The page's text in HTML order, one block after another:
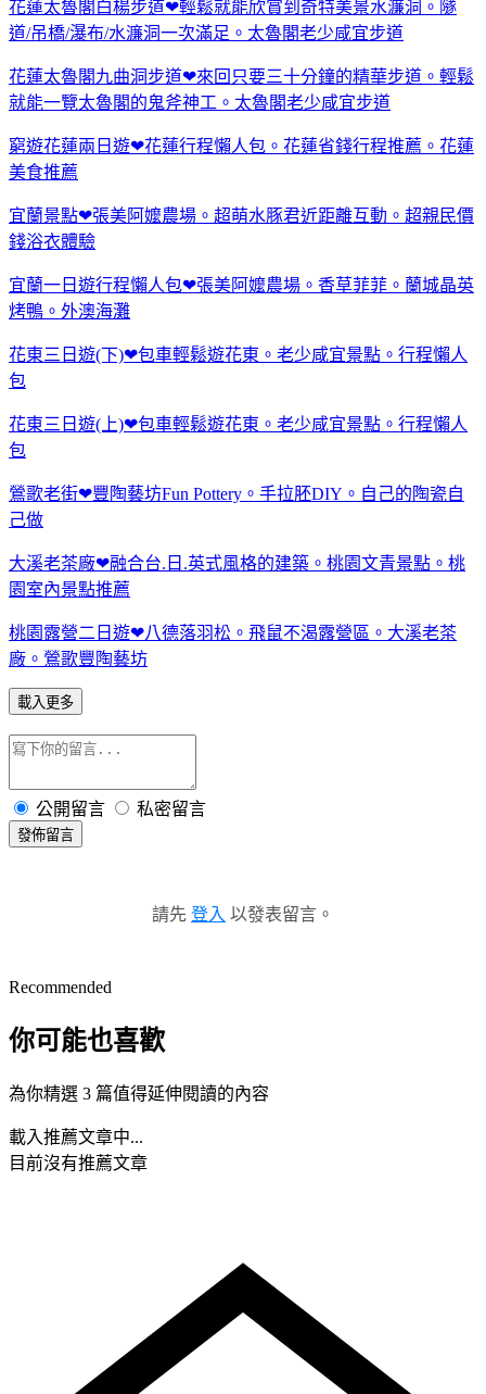
花蓮太魯閣白楊步道❤輕鬆就能欣賞到奇特美景水濂洞。隧
道/吊橋/瀑布/水濂洞一次滿足。太魯閣老少咸宜步道
花蓮太魯閣九曲洞步道❤來回只要三十分鐘的精華步道。輕鬆
就能一覽太魯閣的鬼斧神工。太魯閣老少咸宜步道
窮遊花蓮兩日遊❤花蓮行程懶人包。花蓮省錢行程推薦。花蓮
美食推薦
宜蘭景點❤張美阿嬤農場。超萌水豚君近距離互動。超親民價
錢浴衣體驗
宜蘭一日遊行程懶人包❤張美阿嬤農場。香草菲菲。蘭城晶英
烤鴨。外澳海灘
花東三日遊(下)❤包車輕鬆遊花東。老少咸宜景點。行程懶人
包
花東三日遊(上)❤包車輕鬆遊花東。老少咸宜景點。行程懶人
包
鶯歌老街❤豐陶藝坊Fun Pottery。手拉胚DIY。自己的陶瓷自
己做
大溪老茶廠❤融合台.日.英式風格的建築。桃園文青景點。桃
園室內景點推薦
桃園露營二日遊❤八德落羽松。飛鼠不渴露營區。大溪老茶
廠。鶯歌豐陶藝坊
載入更多
公開留言 私密留言
發佈留言
請先 登入 以發表留言。
Recommended
你可能也喜歡
為你精選 3 篇值得延伸閱讀的內容
載入推薦文章中...
目前沒有推薦文章